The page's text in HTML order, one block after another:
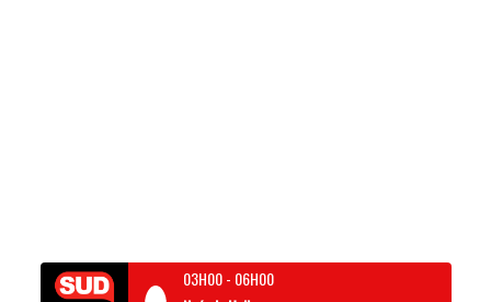
03H00- 06H00